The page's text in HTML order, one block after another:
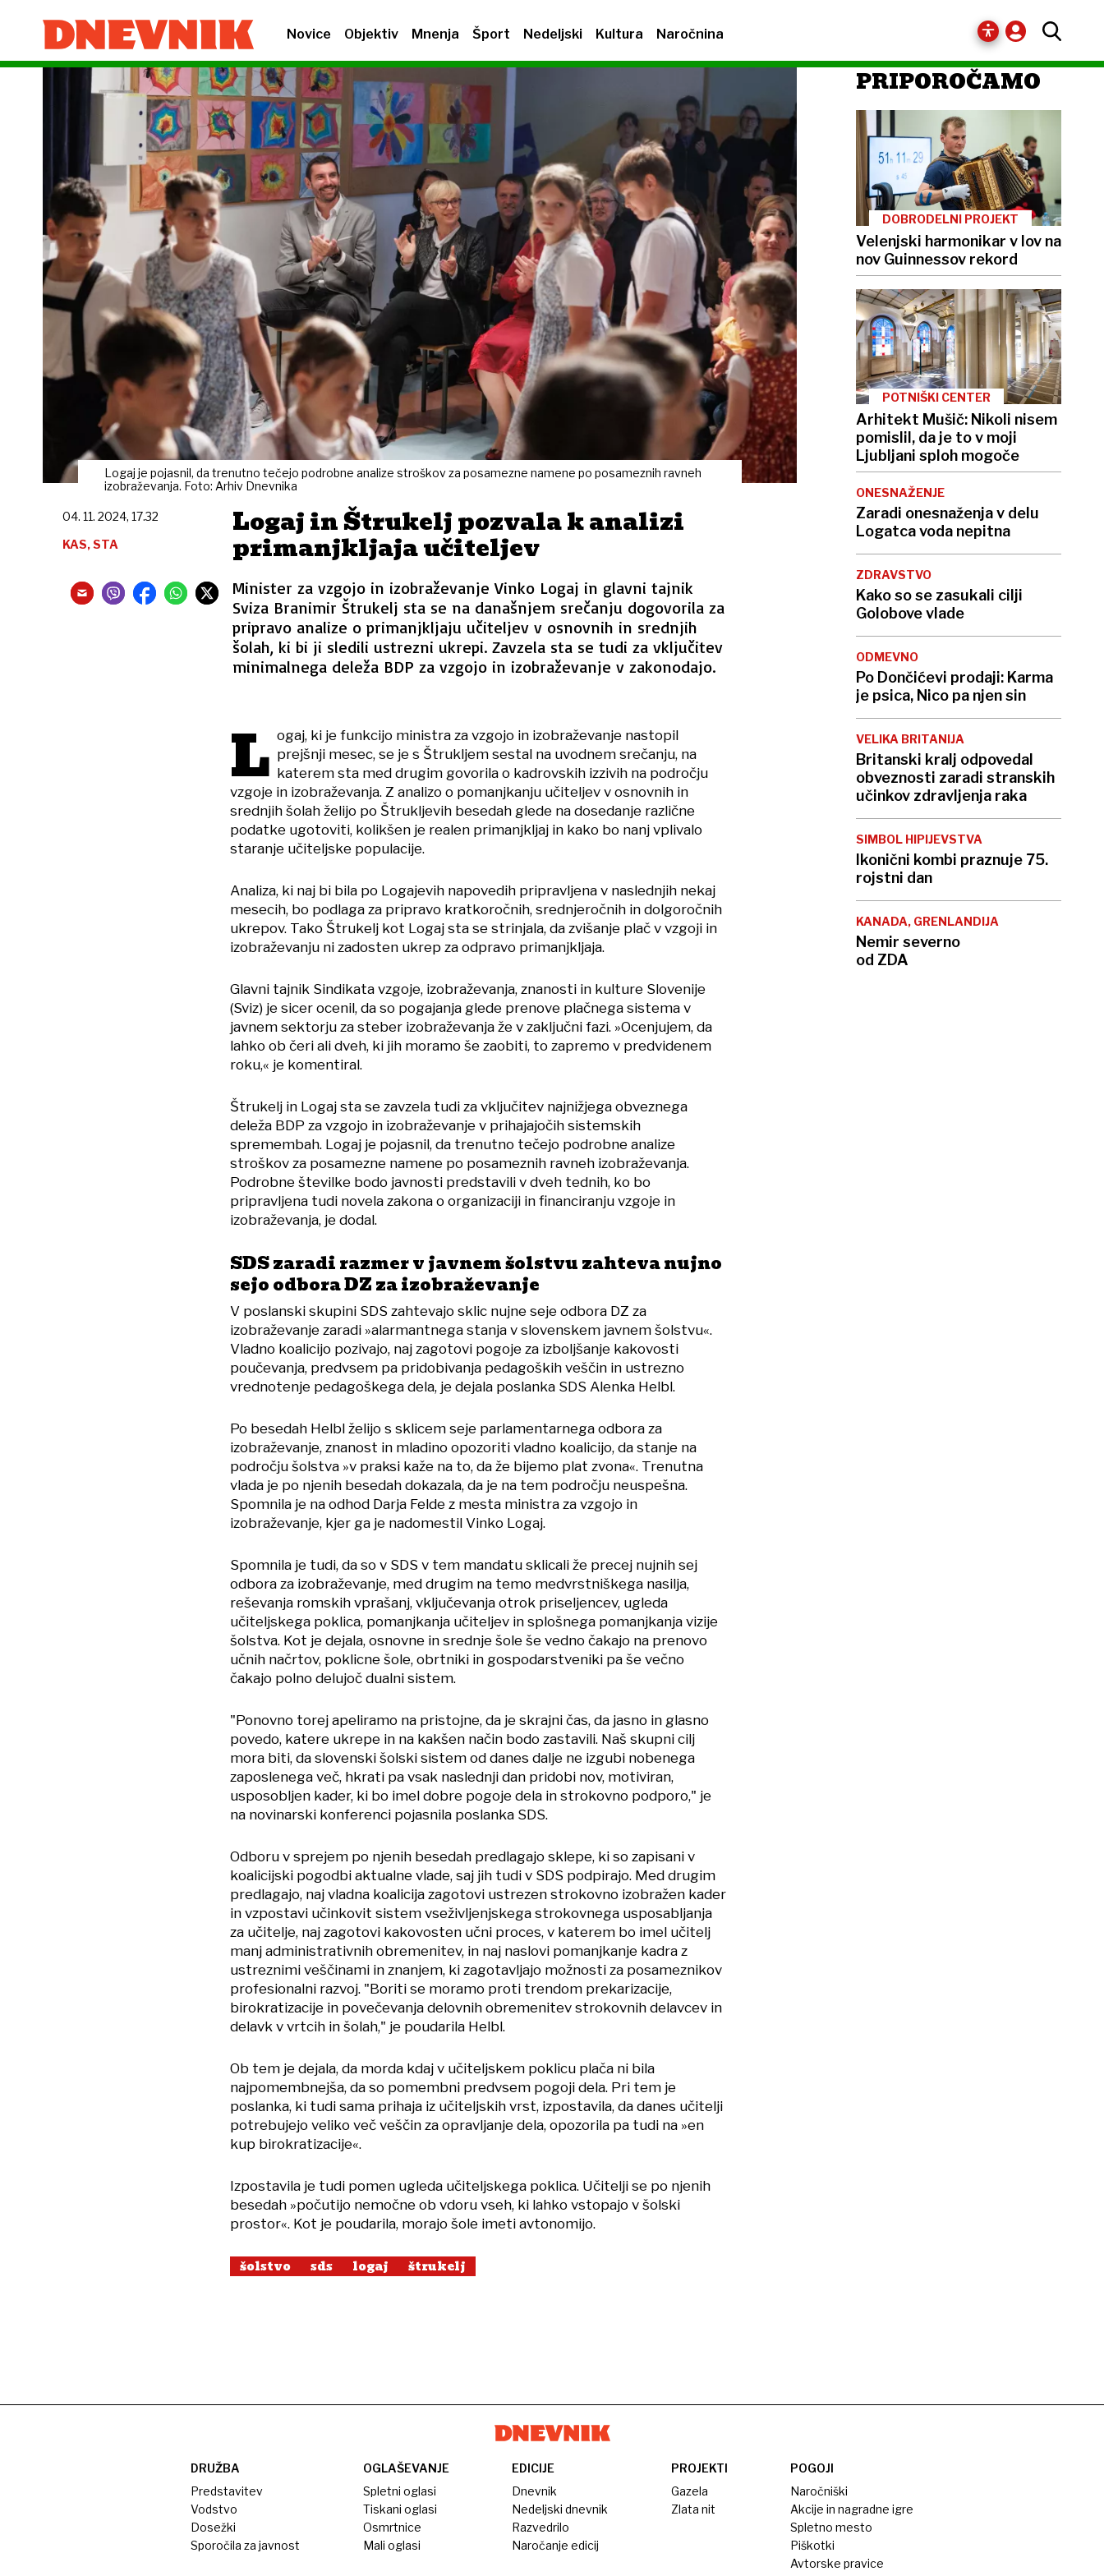
Novice Objektiv Mnenja Šport Nedeljski Kultura Naročnina
Logaj je pojasnil, da trenutno tečejo podrobne analize stroškov za posamezne namene po posameznih ravneh
izobraževanja. Foto: Arhiv Dnevnika
Logaj in Štrukelj pozvala k analizi
primanjkljaja učiteljev
Minister za vzgojo in izobraževanje Vinko Logaj in glavni tajnik
Sviza Branimir Štrukelj sta se na današnjem srečanju dogovorila za
pripravo analize o primanjkljaju učiteljev v osnovnih in srednjih
šolah, ki bi ji sledili ustrezni ukrepi. Zavzela sta se tudi za vključitev
minimalnega deleža BDP za vzgojo in izobraževanje v zakonodajo.
04. 11. 2024, 17.32
KAS, STA
L ogaj, ki je funkcijo ministra za vzgojo in izobraževanje nastopil
prejšnji mesec, se je s Štrukljem sestal na uvodnem srečanju, na
katerem sta med drugim govorila o kadrovskih izzivih na področju
vzgoje in izobraževanja. Z analizo o pomanjkanju učiteljev v osnovnih in
srednjih šolah želijo po Štrukljevih besedah glede na dosedanje različne
podatke ugotoviti, kolikšen je realen primanjkljaj in kako bo nanj vplivalo
staranje učiteljske populacije.
Analiza, ki naj bi bila po Logajevih napovedih pripravljena v naslednjih nekaj
mesecih, bo podlaga za pripravo kratkoročnih, srednjeročnih in dolgoročnih
ukrepov. Tako Štrukelj kot Logaj sta se strinjala, da zvišanje plač v vzgoji in
izobraževanju ni zadosten ukrep za odpravo primanjkljaja.
Glavni tajnik Sindikata vzgoje, izobraževanja, znanosti in kulture Slovenije
(Sviz) je sicer ocenil, da so pogajanja glede prenove plačnega sistema v
javnem sektorju za steber izobraževanja že v zaključni fazi. »Ocenjujem, da
lahko ob čeri ali dveh, ki jih moramo še zaobiti, to zapremo v predvidenem
roku,« je komentiral.
Štrukelj in Logaj sta se zavzela tudi za vključitev najnižjega obveznega
deleža BDP za vzgojo in izobraževanje v prihajajočih sistemskih
spremembah. Logaj je pojasnil, da trenutno tečejo podrobne analize
stroškov za posamezne namene po posameznih ravneh izobraževanja.
Podrobne številke bodo javnosti predstavili v dveh tednih, ko bo
pripravljena tudi novela zakona o organizaciji in financiranju vzgoje in
izobraževanja, je dodal.
SDS zaradi razmer v javnem šolstvu zahteva nujno
sejo odbora DZ za izobraževanje
V poslanski skupini SDS zahtevajo sklic nujne seje odbora DZ za
izobraževanje zaradi »alarmantnega stanja v slovenskem javnem šolstvu«.
Vladno koalicijo pozivajo, naj zagotovi pogoje za izboljšanje kakovosti
poučevanja, predvsem pa pridobivanja pedagoških veščin in ustrezno
vrednotenje pedagoškega dela, je dejala poslanka SDS Alenka Helbl.
Po besedah Helbl želijo s sklicem seje parlamentarnega odbora za
izobraževanje, znanost in mladino opozoriti vladno koalicijo, da stanje na
področju šolstva »v praksi kaže na to, da že bijemo plat zvona«. Trenutna
vlada je po njenih besedah dokazala, da je na tem področju neuspešna.
Spomnila je na odhod Darja Felde z mesta ministra za vzgojo in
izobraževanje, kjer ga je nadomestil Vinko Logaj.
Spomnila je tudi, da so v SDS v tem mandatu sklicali že precej nujnih sej
odbora za izobraževanje, med drugim na temo medvrstniškega nasilja,
reševanja romskih vprašanj, vključevanja otrok priseljencev, ugleda
učiteljskega poklica, pomanjkanja učiteljev in splošnega pomanjkanja vizije
šolstva. Kot je dejala, osnovne in srednje šole še vedno čakajo na prenovo
učnih načrtov, poklicne šole, obrtniki in gospodarstveniki pa še večno
čakajo polno delujoč dualni sistem.
"Ponovno torej apeliramo na pristojne, da je skrajni čas, da jasno in glasno
povedo, katere ukrepe in na kakšen način bodo zastavili. Naš skupni cilj
mora biti, da slovenski šolski sistem od danes dalje ne izgubi nobenega
zaposlenega več, hkrati pa vsak naslednji dan pridobi nov, motiviran,
usposobljen kader, ki bo imel dobre pogoje dela in strokovno podporo," je
na novinarski konferenci pojasnila poslanka SDS.
Odboru v sprejem po njenih besedah predlagajo sklepe, ki so zapisani v
koalicijski pogodbi aktualne vlade, saj jih tudi v SDS podpirajo. Med drugim
predlagajo, naj vladna koalicija zagotovi ustrezen strokovno izobražen kader
in vzpostavi učinkovit sistem vseživljenjskega strokovnega usposabljanja
za učitelje, naj zagotovi kakovosten učni proces, v katerem bo imel učitelj
manj administrativnih obremenitev, in naj naslovi pomanjkanje kadra z
ustreznimi veščinami in znanjem, ki zagotavljajo možnosti za posameznikov
profesionalni razvoj. "Boriti se moramo proti trendom prekarizacije,
birokratizacije in povečevanja delovnih obremenitev strokovnih delavcev in
delavk v vrtcih in šolah," je poudarila Helbl.
Ob tem je dejala, da morda kdaj v učiteljskem poklicu plača ni bila
najpomembnejša, da so pomembni predvsem pogoji dela. Pri tem je
poslanka, ki tudi sama prihaja iz učiteljskih vrst, izpostavila, da danes učitelji
potrebujejo veliko več veščin za opravljanje dela, opozorila pa tudi na »en
kup birokratizacije«.
Izpostavila je tudi pomen ugleda učiteljskega poklica. Učitelji se po njenih
besedah »počutijo nemočne ob vdoru vseh, ki lahko vstopajo v šolski
prostor«. Kot je poudarila, morajo šole imeti avtonomijo.
šolstvo sds logaj štrukelj
PRIPOROČAMO
DOBRODELNI PROJEKT
Velenjski harmonikar v lov na
nov Guinnessov rekord
POTNIŠKI CENTER
Arhitekt Mušič: Nikoli nisem
pomislil, da je to v moji
Ljubljani sploh mogoče
ONESNAŽENJE
Zaradi onesnaženja v delu
Logatca voda nepitna
ZDRAVSTVO
Kako so se zasukali cilji
Golobove vlade
ODMEVNO
Po Dončićevi prodaji: Karma
je psica, Nico pa njen sin
VELIKA BRITANIJA
Britanski kralj odpovedal
obveznosti zaradi stranskih
učinkov zdravljenja raka
SIMBOL HIPIJEVSTVA
Ikonični kombi praznuje 75.
rojstni dan
KANADA, GRENLANDIJA
Nemir severno
od ZDA
DRUŽBA
Predstavitev
Vodstvo
Dosežki
Sporočila za javnost
OGLAŠEVANJE
Spletni oglasi
Tiskani oglasi
Osmrtnice
Mali oglasi
EDICIJE
Dnevnik
Nedeljski dnevnik
Razvedrilo
Naročanje edicij
PROJEKTI
Gazela
Zlata nit
POGOJI
Naročniški
Akcije in nagradne igre
Spletno mesto
Piškotki
Avtorske pravice